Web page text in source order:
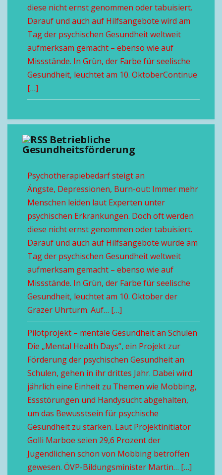
diese nicht ernst genommen oder tabuisiert.
Darauf und auch auf Hilfsangebote wird am
Tag der psychischen Gesundheit weltweit
aufmerksam gemacht – ebenso wie auf
Missstände. In Grün, der Farbe für seelische
Gesundheit, leuchtet am 10. OktoberContinue
[…]
Betriebliche
Gesundheitsförderung
Psychotherapiebedarf steigt an
Ängste, Depressionen, Burn-out: Immer mehr
Menschen leiden laut Experten unter
psychischen Erkrankungen. Doch oft werden
diese nicht ernst genommen oder tabuisiert.
Darauf und auch auf Hilfsangebote wurde am
Tag der psychischen Gesundheit weltweit
aufmerksam gemacht – ebenso wie auf
Missstände. In Grün, der Farbe für seelische
Gesundheit, leuchtet am 10. Oktober der
Grazer Uhrturm. Auf… […]
Pilotprojekt – mentale Gesundheit an Schulen
Die „Mental Health Days“, ein Projekt zur
Förderung der psychischen Gesundheit an
Schulen, gehen in ihr drittes Jahr. Dabei wird
jährlich eine Einheit zu Themen wie Mobbing,
Essstörungen und Handysucht abgehalten,
um das Bewusstsein für psychische
Gesundheit zu stärken. Laut Projektinitiator
Golli Marboe seien 29,6 Prozent der
Jugendlichen schon von Mobbing betroffen
gewesen. ÖVP-Bildungsminister Martin… […]